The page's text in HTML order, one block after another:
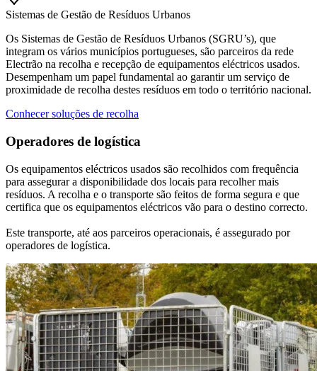
Sistemas de Gestão de Resíduos Urbanos
Os Sistemas de Gestão de Resíduos Urbanos (SGRU’s), que
integram os vários municípios portugueses, são parceiros da rede
Electrão na recolha e recepção de equipamentos eléctricos usados.
Desempenham um papel fundamental ao garantir um serviço de
proximidade de recolha destes resíduos em todo o território nacional.
Conhecer soluções de recolha
Operadores de logística
Os equipamentos eléctricos usados são recolhidos com frequência
para assegurar a disponibilidade dos locais para recolher mais
resíduos. A recolha e o transporte são feitos de forma segura e que
certifica que os equipamentos eléctricos vão para o destino correcto.
Este transporte, até aos parceiros operacionais, é assegurado por
operadores de logística.